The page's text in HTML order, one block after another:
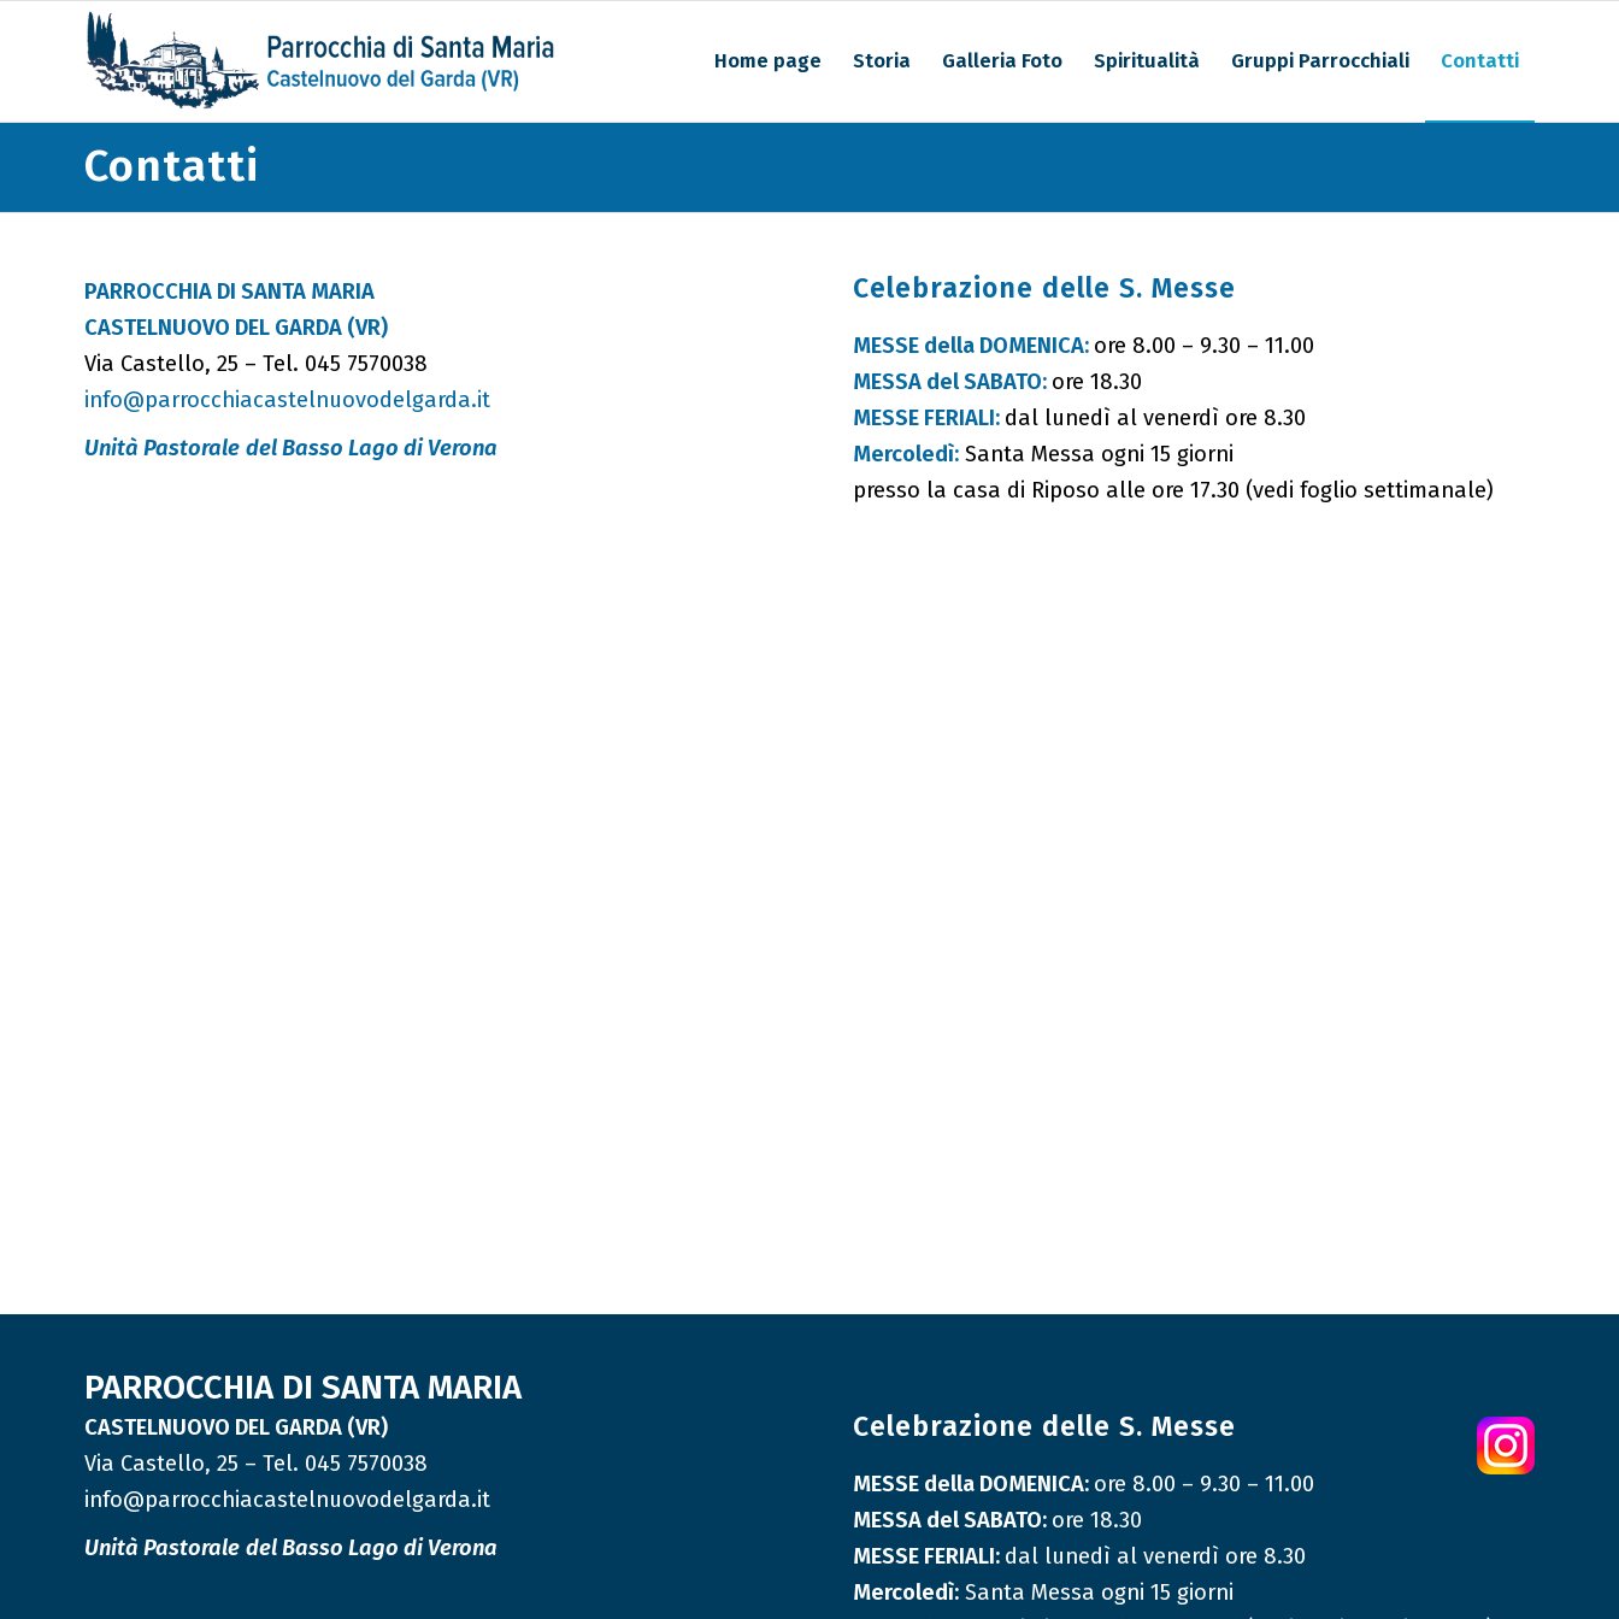
Home page Storia Galleria Foto Spiritualità Gruppi Parrocchiali Contatti
Contatti
PARROCCHIA DI SANTA MARIA
CASTELNUOVO DEL GARDA (VR)
Via Castello, 25 – Tel. 045 7570038
info@parrocchiacastelnuovodelgarda.it
Unità Pastorale del Basso Lago di Verona
Celebrazione delle S. Messe
MESSE della DOMENICA: ore 8.00 – 9.30 – 11.00
MESSA del SABATO: ore 18.30
MESSE FERIALI: dal lunedì al venerdì ore 8.30
Mercoledì: Santa Messa ogni 15 giorni
presso la casa di Riposo alle ore 17.30 (vedi foglio settimanale)
PARROCCHIA DI SANTA MARIA
CASTELNUOVO DEL GARDA (VR)
Via Castello, 25 – Tel. 045 7570038
info@parrocchiacastelnuovodelgarda.it
Unità Pastorale del Basso Lago di Verona
Celebrazione delle S. Messe
MESSE della DOMENICA: ore 8.00 – 9.30 – 11.00
MESSA del SABATO: ore 18.30
MESSE FERIALI: dal lunedì al venerdì ore 8.30
Mercoledì: Santa Messa ogni 15 giorni